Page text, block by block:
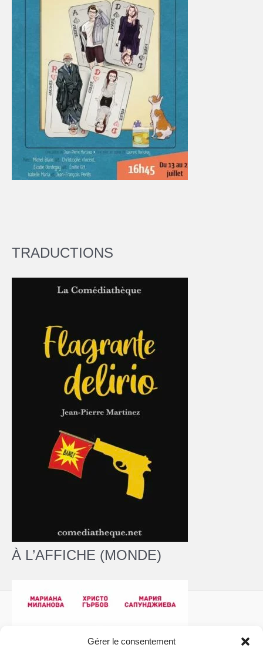
Gérer le consentement
TRADUCTIONS
À L’AFFICHE (MONDE)